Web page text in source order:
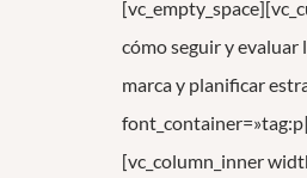
cómo seguir y
marca y planificar
[vc_column_inner